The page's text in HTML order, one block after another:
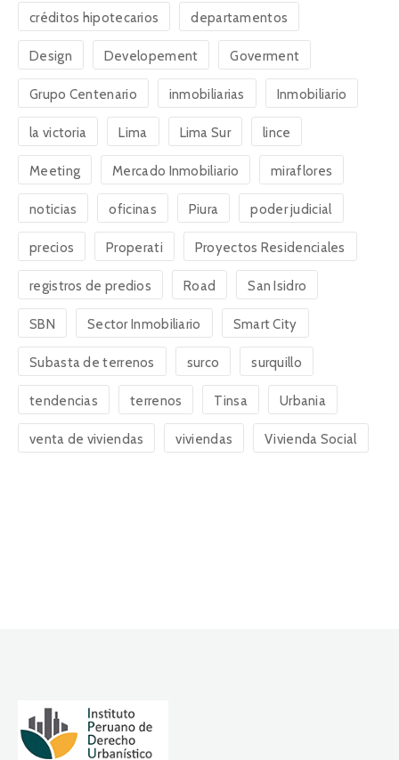
créditos hipotecarios departamentos
Design Developement Goverment
Grupo Centenario inmobiliarias Inmobiliario
la victoria Lima Lima Sur lince
Meeting Mercado Inmobiliario miraflores
noticias oficinas Piura poder judicial
precios Properati Proyectos Residenciales
registros de predios Road San Isidro
SBN Sector Inmobiliario Smart City
Subasta de terrenos surco surquillo
tendencias terrenos Tinsa Urbania
venta de viviendas viviendas Vivienda Social